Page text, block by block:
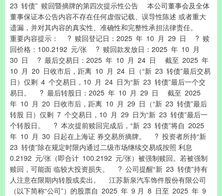
23 转债” 赎回暨摘牌的第四次提示性公告 本公司董事会及全体
董事保证本公告内容不存在任何虚假记载、误导性陈述 或者重大
遗漏，并对其内容的真实性、准确性和完整性承担法律责任。
重要内容提示： ? 赎回登记日：2025 年 10 月 29 日 ? 赎
回价格：100.2192 元/张 ? 赎回款发放日：2025 年 10 月
30 日 ? 最后交易日：2025 年 10 月 24 日 截至 2025 年
10 月 20 日收市后，距离 10 月 24 日（“新 23 转债”最后交易
日）仅剩 4 个交易日，10 月 24 日为“新 23 转债”最后一个交
易日。 ? 最后转股日：2025 年 10 月 29 日 截至 2025
年 10 月 20 日收市后，距离 10 月 29 日（“新 23 转债”最后
转股 日）仅剩 7 个交易日，10 月 29 日为“新 23 转债”最后一
个转股日。 ? 本次提前赎回完成后，“新 23 转债”将自 2025
年 10 月 30 日起在上海证 券交易所摘牌。 ? 投资者所持“新
23 转债”除在规定时限内通过二级市场继续交易或按照 利息
0.2192 元/张（即合计 100.2192 元/张）被强制赎回。若被强制
赎回，可能面 临较大投资损失。 ? 公司提醒“新 23 转债”持有
人注意在限期内转股或卖出。 江苏新泉汽车饰件股份有限公司
（以下简称“公司”）的股票自 2025 年 9 月 8 日至 2025 年 9